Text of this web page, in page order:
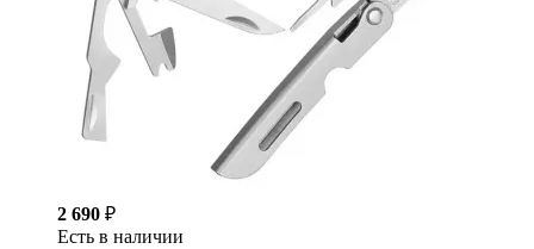
2 690 ₽
Есть в наличии